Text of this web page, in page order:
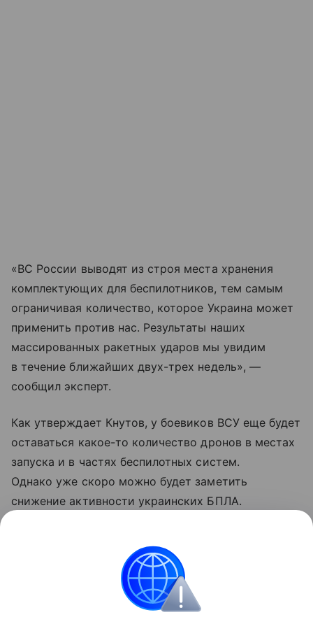
«ВС России выводят из строя места хранения
комплектующих для беспилотников, тем самым
ограничивая количество, которое Украина может
применить против нас. Результаты наших
массированных ракетных ударов мы увидим
в течение ближайших двух-трех недель», —
сообщил эксперт.
Как утверждает Кнутов, у боевиков ВСУ еще будет
оставаться какое-то количество дронов в местах
запуска и в частях беспилотных систем.
Однако уже скоро можно будет заметить
снижение активности украинских БПЛА.
Россия Армия